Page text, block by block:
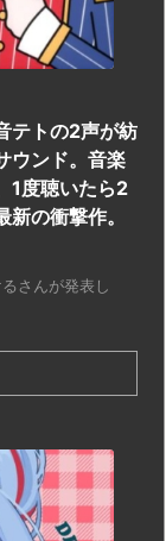
テトの2声が紡
ウンド。音楽
1度聴いたら2
の衝撃作。
さんが発表し